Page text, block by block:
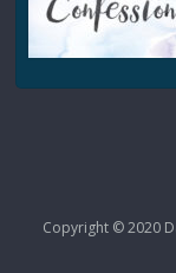
Copyright © 2020